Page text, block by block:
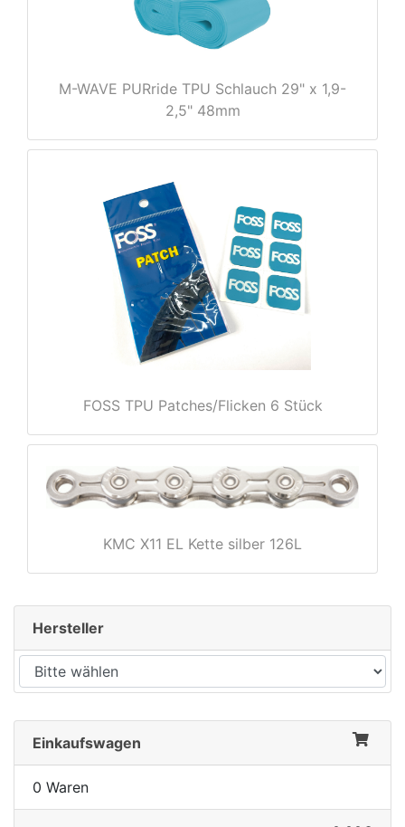
M-WAVE PURride TPU Schlauch 29" x 1,9-
2,5" 48mm
FOSS TPU Patches/Flicken 6 Stück
KMC X11 EL Kette silber 126L
Hersteller
Einkaufswagen
0 Waren